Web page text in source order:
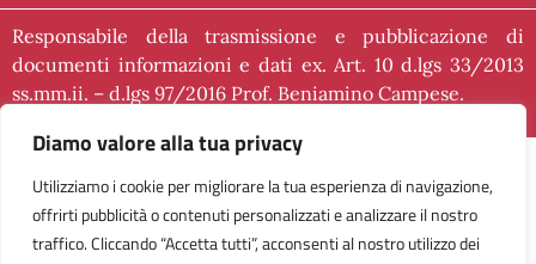
Diamo valore alla tua privacy
Utilizziamo i cookie per migliorare la tua esperienza di navigazione,
offrirti pubblicità o contenuti personalizzati e analizzare il nostro
traffico. Cliccando “Accetta tutti”, acconsenti al nostro utilizzo dei
Responsabile della trasmissione e pubblicazione di
documenti informazioni e dati ex. Art. 10 d.lgs 33/2013
ss.mm.ii. – d.lgs 97/2016 Prof. Beniamino Campese.